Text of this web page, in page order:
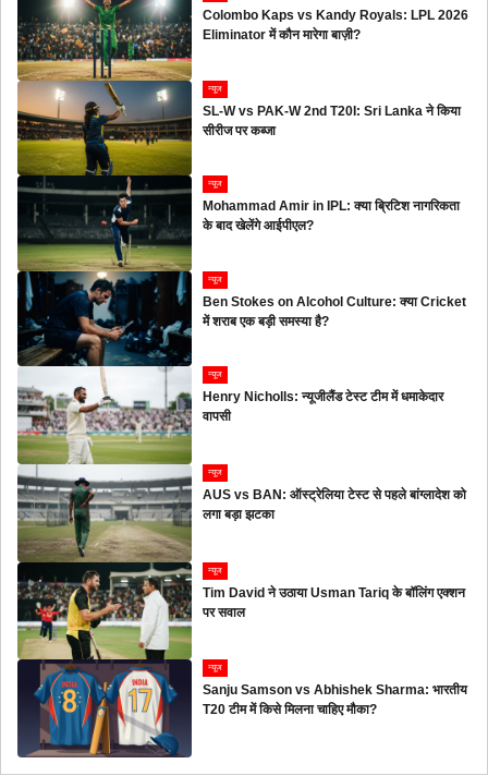
Colombo Kaps vs Kandy Royals: LPL 2026
Eliminator में कौन मारेगा बाज़ी?
न्यूज
SL-W vs PAK-W 2nd T20I: Sri Lanka ने किया
सीरीज पर कब्जा
न्यूज
Mohammad Amir in IPL: क्या ब्रिटिश नागरिकता
के बाद खेलेंगे आईपीएल?
न्यूज
Ben Stokes on Alcohol Culture: क्या Cricket
में शराब एक बड़ी समस्या है?
न्यूज
Henry Nicholls: न्यूजीलैंड टेस्ट टीम में धमाकेदार
वापसी
न्यूज
AUS vs BAN: ऑस्ट्रेलिया टेस्ट से पहले बांग्लादेश को
लगा बड़ा झटका
न्यूज
Tim David ने उठाया Usman Tariq के बॉलिंग एक्शन
पर सवाल
न्यूज
Sanju Samson vs Abhishek Sharma: भारतीय
T20 टीम में किसे मिलना चाहिए मौका?